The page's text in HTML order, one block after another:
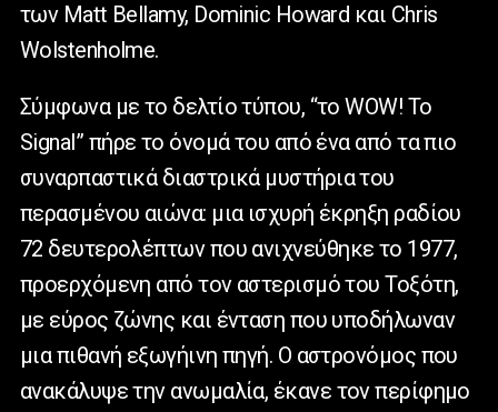
των Matt Bellamy, Dominic Howard και Chris
Wolstenholme.
Σύμφωνα με το δελτίο τύπου, “το WOW! Το
Signal” πήρε το όνομά του από ένα από τα πιο
συναρπαστικά διαστρικά μυστήρια του
περασμένου αιώνα: μια ισχυρή έκρηξη ραδίου
72 δευτερολέπτων που ανιχνεύθηκε το 1977,
προερχόμενη από τον αστερισμό του Τοξότη,
με εύρος ζώνης και ένταση που υποδήλωναν
μια πιθανή εξωγήινη πηγή. Ο αστρονόμος που
ανακάλυψε την ανωμαλία, έκανε τον περίφημο